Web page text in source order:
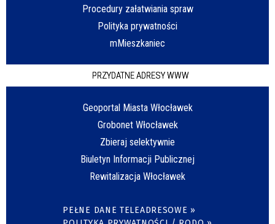
Procedury załatwiania spraw
Polityka prywatności
mMieszkaniec
PRZYDATNE ADRESY WWW
Geoportal Miasta Włocławek
Grobonet Włocławek
Zbieraj selektywnie
Biuletyn Informacji Publicznej
Rewitalizacja Włocławek
PEŁNE DANE TELEADRESOWE »